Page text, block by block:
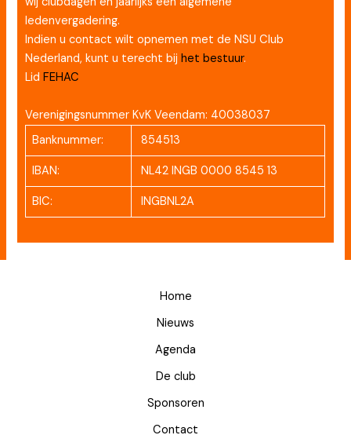
ledenvergadering.
Indien u contact wilt opnemen met de NSU Club
Nederland, kunt u terecht bijhet bestuur.
LidFEHAC
Verenigingsnummer KvK Veendam: 40038037
Banknummer:
854513
IBAN: NL42 INGB 0000 8545 13
BIC: INGBNL2A
Home
Nieuws
Agenda
De club
Sponsoren
Contact